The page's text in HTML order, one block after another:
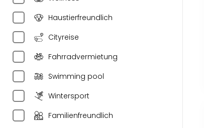
Haustierfreundlich
Cityreise
Fahrradvermietung
Swimming pool
Wintersport
Familienfreundlich